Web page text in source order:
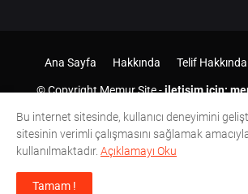
© CopyrightMemur Site-iletişim için:
Ana Sayfa Hakkında Telif Hakkında
Bu internet sitesinde, kullanıcı deneyimini
sitesinin verimli çalışmasını sağlamak
kullanılmaktadır. Açıklamayı Oku
Tamam !